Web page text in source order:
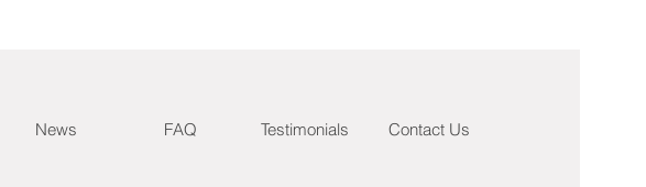
News FAQ Testimonials Contact Us